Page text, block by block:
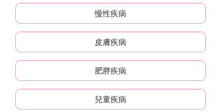
慢性疾病
皮膚疾病
肥胖疾病
兒童疾病